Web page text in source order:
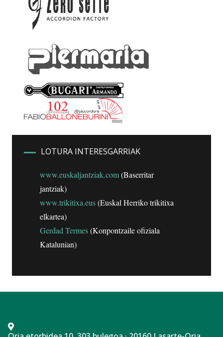
LOTURA INTERESGARRIAK
www.euskaljantziak.com(Baserritar
jantziak)
www.trikitixa.eus(Euskal Herriko trikitixa
elkartea)
Gerdad Termes(Konpontzaile ofiziala
Katalunian)